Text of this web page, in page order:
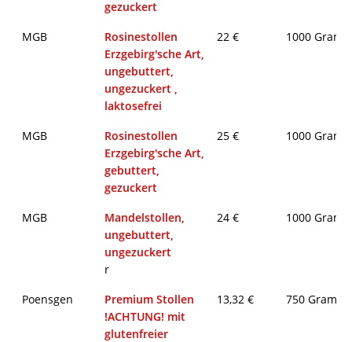
gezuckert
MGB
Rosinestollen
Erzgebirg'sche Art,
ungebuttert,
ungezuckert ,
laktosefrei
22 € 1000
MGB
Rosinestollen
Erzgebirg'sche Art,
gebuttert,
gezuckert
25 € 1000
MGB
Mandelstollen,
ungebuttert,
ungezuckert
r
24 € 1000
Poensgen
Premium Stollen
!ACHTUNG! mit
glutenfreier
13,32 € 750 Gramm